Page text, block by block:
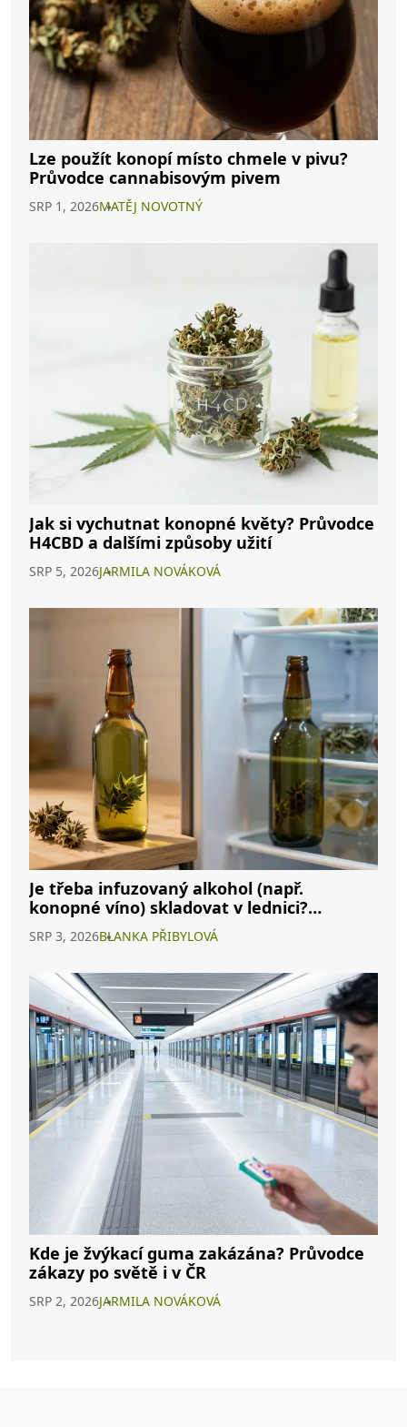
Lze použít konopí místo chmele v pivu?
Průvodce cannabisovým pivem
SRP 1, 2026MATĚJ NOVOTNÝ
Jak si vychutnat konopné květy? Průvodce
H4CBD a dalšími způsoby užití
SRP 5, 2026JARMILA NOVÁKOVÁ
Je třeba infuzovaný alkohol (např.
konopné víno) skladovat v lednici?
Kompletní průvodce
SRP 3, 2026BLANKA PŘIBYLOVÁ
Kde je žvýkací guma zakázána? Průvodce
zákazy po světě i v ČR
SRP 2, 2026JARMILA NOVÁKOVÁ